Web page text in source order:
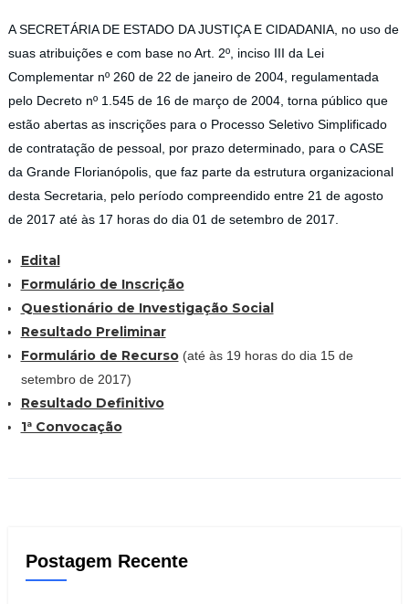
A SECRETÁRIA DE ESTADO DA JUSTIÇA E CIDADANIA, no uso de
suas atribuições e com base no Art. 2º, inciso III da Lei
Complementar nº 260 de 22 de janeiro de 2004, regulamentada
pelo Decreto nº 1.545 de 16 de março de 2004, torna público que
estão abertas as inscrições para o Processo Seletivo Simplificado
de contratação de pessoal, por prazo determinado, para o CASE
da Grande Florianópolis, que faz parte da estrutura organizacional
desta Secretaria, pelo período compreendido entre 21 de agosto
de 2017 até às 17 horas do dia 01 de setembro de 2017.
Edital
Formulário de Inscrição
Questionário de Investigação Social
Resultado Preliminar
Formulário de Recurso(até às 19 horas do dia 15 de
setembro de 2017)
Resultado Definitivo
1ª Convocação
Postagem Recente